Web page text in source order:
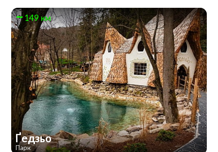
149 км
Ґедзьо
Парк